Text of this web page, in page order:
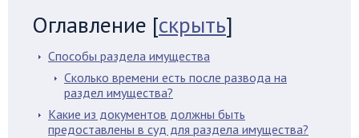
Оглавление [скрыть]
Способы раздела имущества
Сколько времени есть после развода на
раздел имущества?
Какие из документов должны быть
предоставлены в суд для раздела имущества?